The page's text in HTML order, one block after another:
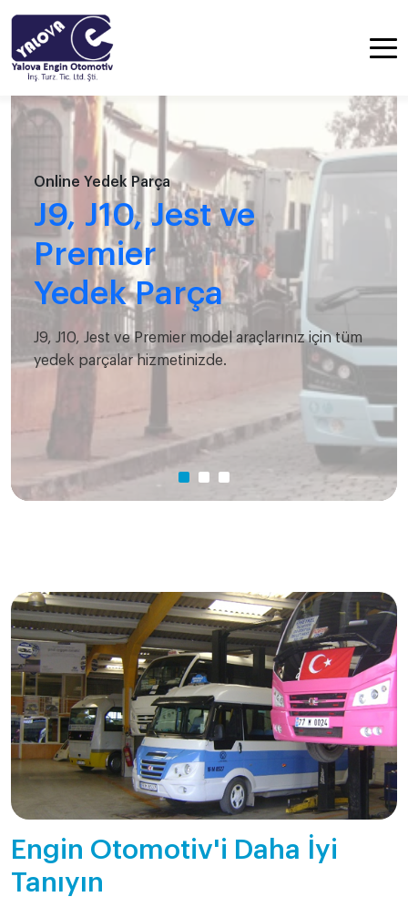
Online Yedek Parça
J9, J10, Jest ve
Premier
Yedek Parça
J9, J10, Jest ve Premier model araçlarınız için tüm
yedek parçalar hizmetinizde.
Engin Otomotiv'i Daha İyi
Tanıyın